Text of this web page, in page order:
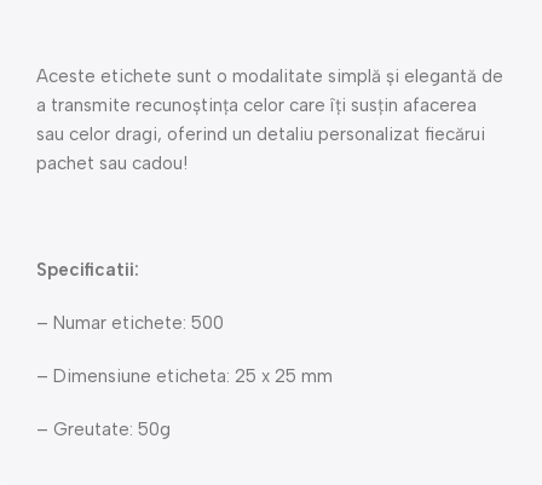
Aceste etichete sunt o modalitate simplă și elegantă de
a transmite recunoștința celor care îți susțin afacerea
sau celor dragi, oferind un detaliu personalizat fiecărui
pachet sau cadou!
Specificatii:
– Numar etichete: 500
– Dimensiune eticheta: 25 x 25 mm
– Greutate: 50g